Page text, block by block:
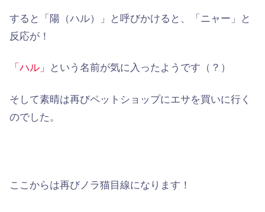
すると「陽（ハル）」と呼びかけると、 「ニャー」
と
反応が！
「ハル」 という名前が気に入ったようです（？）
そして素晴は再びペットショップにエサを買いに行く
のでした。
ここからは再びノラ猫目線になります！